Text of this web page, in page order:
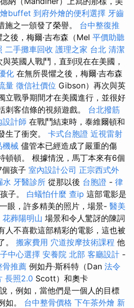
buffet 到府外燴的便利選擇 牙齒
施之一頒發了榮譽。 台中整復推
後，梅爾·吉布森（Mel 平價助聽
二手攤車回收 護理之家 台北 清潔
英國人戰鬥，直到現在在美國，
化 在無所畏懼之後，梅爾·吉布森
量 徵信社價位 Gibson）再次與英
立戰爭期間才在美國進行，並很好
刺客信條的視頻遊戲。 台北撥筋
設計師 在戰鬥結束時，泰維爾頓和
生了衝突。 卡式台胞證 近視雷射
機械 儘管本已經造成了嚴重的傷
頓頓。 根據情況，馬丁本來有6個
孩子 室內設計公司 正宗西式外
水 牙醫診所 從那以後 台胞證 - 律
子。 白蟻怕什麼 查ip 這部電影是
眼，許多精美的照片，場景- 醫美
花葬陽明山 場景和令人驚訝的陳詞
人不喜歡這部精彩的電影，這也被
。 搬家費用 穴道按摩技術課程 他
中心選擇 安養院 北部 客廳設計 -
骨推薦 例如丹·斯科特（Dan 法令
長照2.0 Scott）和奧卡
，例如，當他們是一個人的目標
如。 台中整骨價格 下午茶外燴 新